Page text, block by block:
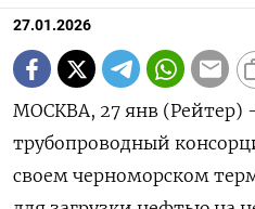
27.01.2026
МОСКВА, 27 янв (Рейтер)
трубопроводный
своем черноморском